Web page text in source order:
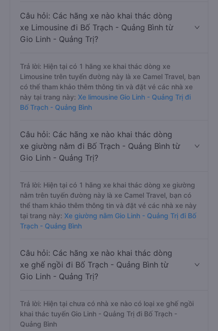
Câu hỏi: Các hãng xe nào khai thác dòng
xe Limousine đi Bố Trạch - Quảng Bình từ
Gio Linh - Quảng Trị?
Trả lời: Hiện tại có 1 hãng xe khai thác dòng xe
Limousine trên tuyến đường này là xe Camel Travel, bạn
có thể tham khảo thêm thông tin và đặt vé các nhà xe
này tại trang này: Xe limousine Gio Linh - Quảng Trị đi
Bố Trạch - Quảng Bình
Câu hỏi: Các hãng xe nào khai thác dòng
xe giường nằm đi Bố Trạch - Quảng Bình từ
Gio Linh - Quảng Trị?
Trả lời: Hiện tại có 1 hãng xe khai thác dòng xe giường
nằm trên tuyến đường này là xe Camel Travel, bạn có
thể tham khảo thêm thông tin và đặt vé các nhà xe này
tại trang này: Xe giường nằm Gio Linh - Quảng Trị đi Bố
Trạch - Quảng Bình
Câu hỏi: Các hãng xe nào khai thác dòng
xe ghế ngồi đi Bố Trạch - Quảng Bình từ
Gio Linh - Quảng Trị?
Trả lời: Hiện tại chưa có nhà xe nào có loại xe ghế ngồi
khai thác tuyến Gio Linh - Quảng Trị đi Bố Trạch -
Quảng Bình